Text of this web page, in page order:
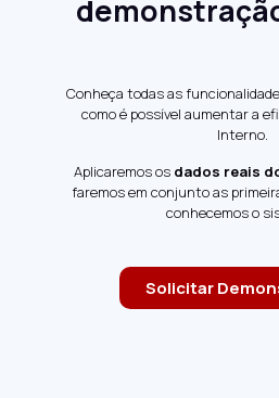
Conheça todas as
como é possível aumentar a
Interno.
Aplicaremos os dados reais
faremos em conjunto as
conhecemos o
Solicitar